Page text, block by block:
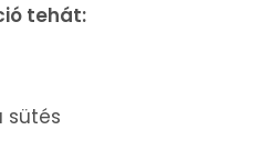
tehát:
sütés